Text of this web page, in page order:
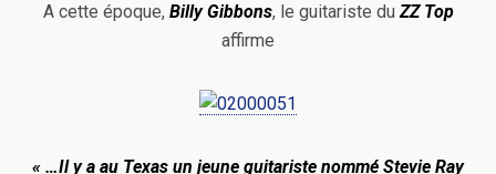
A cette époque, Billy Gibbons, le guitariste duZZ Top
affirme
« …Il y a au Texas un jeune guitariste nommé Stevie Ray